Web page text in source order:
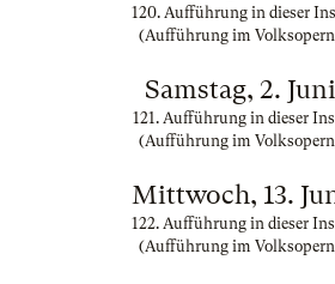
120. Aufführung in dieser
(Aufführung im
Samstag, 2.
121. Aufführung in dieser
(Aufführung im
Mittwoch, 13.
122. Aufführung in dieser
(Aufführung im